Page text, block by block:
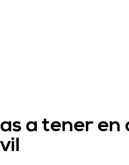
a tener en